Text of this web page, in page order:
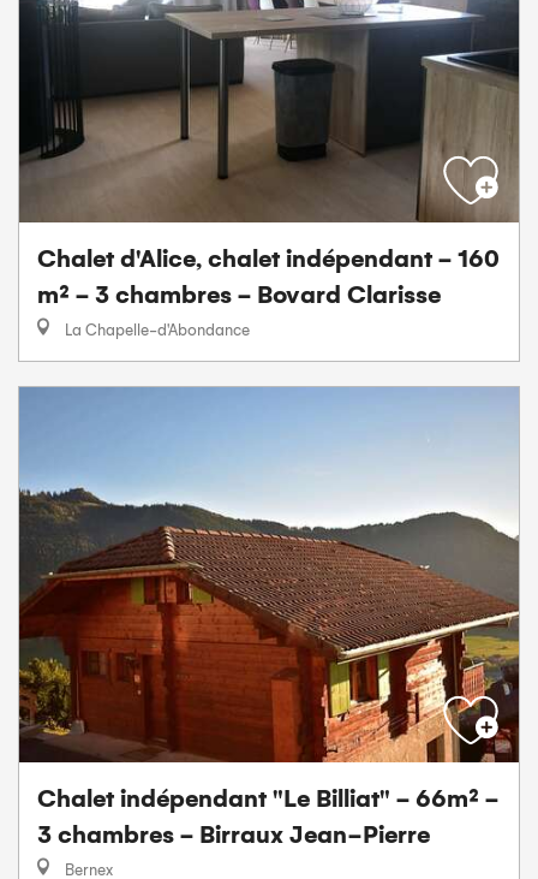
Chalet d'Alice, chalet indépendant - 160
m² - 3 chambres - Bovard Clarisse
La Chapelle-d'Abondance
Chalet indépendant "Le Billiat" - 66m² -
3 chambres - Birraux Jean-Pierre
Bernex